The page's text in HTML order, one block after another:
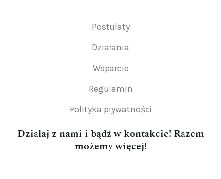
Postulaty
Działania
Wsparcie
Regulamin
Polityka prywatności
Działaj z nami i bądź w kontakcie! Razem
możemy więcej!